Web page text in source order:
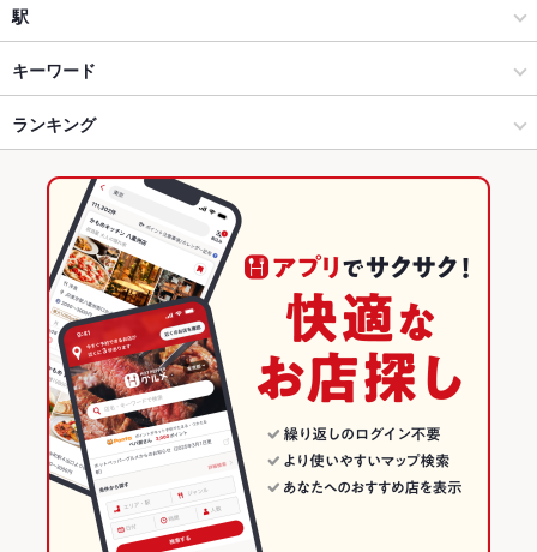
洋・和洋・各国料理・その他
神田・神保町・秋葉原・御茶ノ水 × 居酒屋
神田・神保町・秋葉原・御茶ノ水 × 洋・和洋・各国料理・その他
神保町駅 × 居酒屋
神保町駅 × 洋・和洋・各国料理・その他
ダイニングバー・バル
スペインバル・イタリアンバール
神田・神保町・秋葉原・御茶ノ水 × ダイニングバー・バル
神田・神保町・秋葉原・御茶ノ水 × スペインバル・イタリアンバ
神保町駅 × ダイニングバー・バル
神保町
神保町 × 居酒屋
神保町 × 洋・和洋・各国料理・その他
神保町 × ダイニングバー・バル
神保町 × スペインバル・イタリアンバール
東京 × 居酒屋
東京 × 洋・和洋・各国料理・その他
東京 × ダイニングバー・バル
東京 × スペインバル・イタリアンバール
駅
御茶ノ水駅
神保町駅
水道橋駅
キーワード
ローストビーフ リゾット
フレンチトースト デザート アヒージョ
ランキング
東京のグルメランキング
東京の居酒屋ランキング
神田・神保町・秋葉原・御茶ノ水のグルメランキング
神田・神保町・秋葉原・御茶ノ水の居酒屋ランキング
神保町のグルメランキング
神保町の居酒屋ランキング